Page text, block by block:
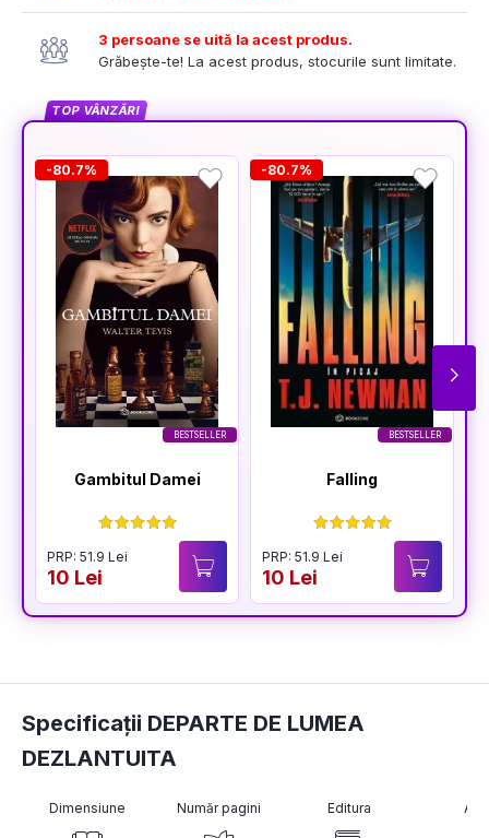
3 persoane se uită la acest produs.
Grăbește-te! La acest produs, stocurile sunt limitate.
TOP VÂNZĂRI
BESTSELLER
-80.7%
Gambitul Damei
PRP: 51.9 Lei
10 Lei
BESTSELLER
-80.7%
Falling
PRP: 51.9 Lei
10 Lei
Specificații DEPARTE DE LUMEA
DEZLANTUITA
Dimensiune Număr pagini Editura